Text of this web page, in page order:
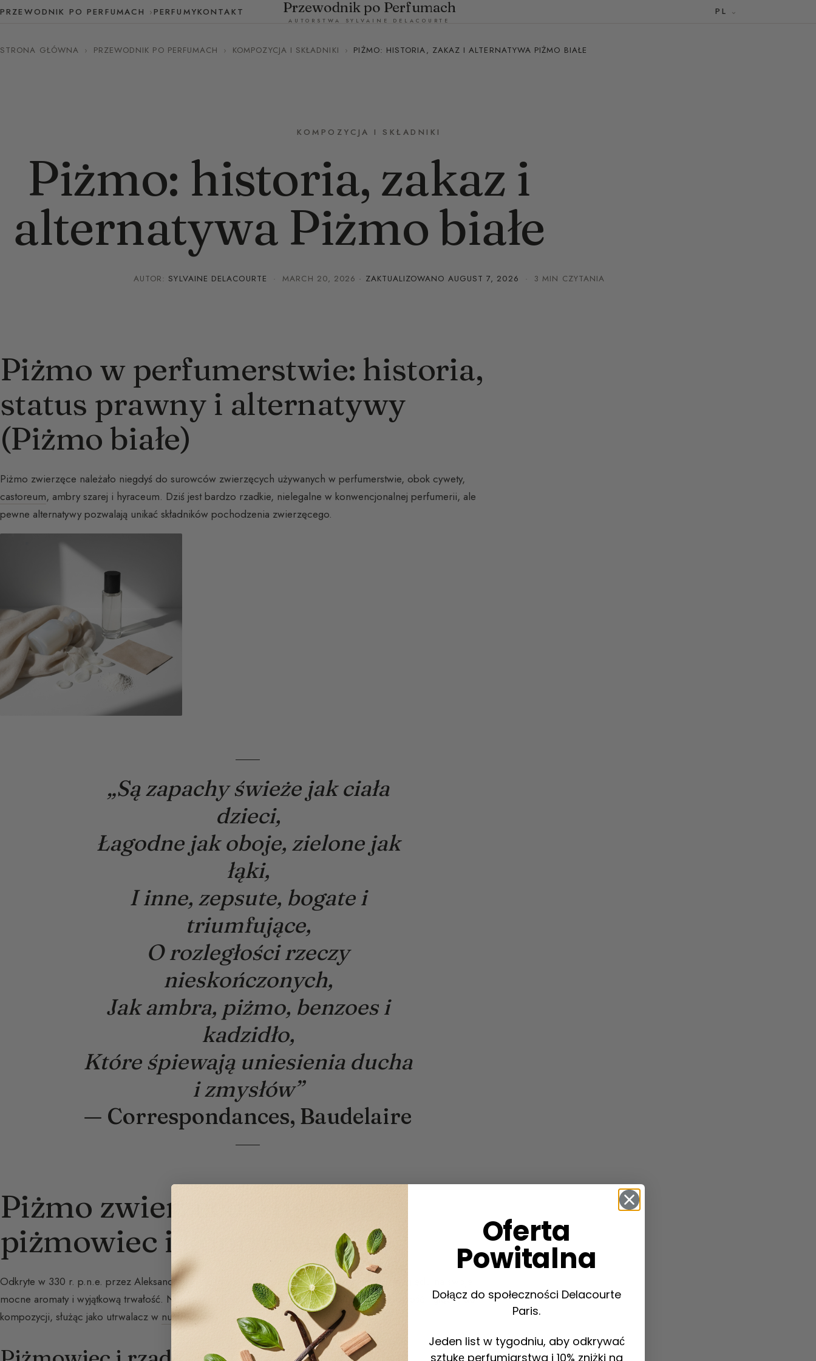
PRZEWODNIK PO PERFUMACH PERFUMYKONTAKT Przewodnik po Perfumach
AUTORSTWA SYLVAINE DELACOURTE
PL
STRONA GŁÓWNA › PRZEWODNIK PO PERFUMACH › KOMPOZYCJA I SKŁADNIKI › PIŻMO: HISTORIA, ZAKAZ I ALTERNATYWA PIŻMO BIAŁE
KOMPOZYCJA I SKŁADNIKI
Piżmo: historia, zakaz i
alternatywa Piżmo białe
AUTOR: SYLVAINE DELACOURTE ·MARCH 20, 2026 · ZAKTUALIZOWANO AUGUST 7, 2026 · 3 MIN CZYTANIA
Piżmo w perfumerstwie: historia,
status prawny i alternatywy
(Piżmo białe)
Piżmo zwierzęce należało niegdyś do surowców zwierzęcych używanych w perfumerstwie, obok cywety,
castoreum, ambry szarej i hyraceum. Dziś jest bardzo rzadkie, nielegalne w konwencjonalnej perfumerii, ale
pewne alternatywy pozwalają unikać składników pochodzenia zwierzęcego.
„Są zapachy świeże jak ciała
dzieci,
Łagodne jak oboje, zielone jak
łąki,
I inne, zepsute, bogate i
triumfujące,
O rozległości rzeczy
nieskończonych,
Jak ambra, piżmo, benzoes i
kadzidło,
Które śpiewają uniesienia ducha
i zmysłów”
— Correspondances, Baudelaire
Piżmo zwierzęce: Historia,
piżmowiec i kontrowersje
Odkryte w 330 r. p.n.e. przez Aleksandra Wielkiego, piżmo stało się bardzo używane ze względu na swoje
mocne aromaty i wyjątkową trwałość. Nawet w małych dawkach wnosiło łagodność, zmysłowość i głębię do
kompozycji, służąc jako utrwalacz w nutach bazy
Oferta
Powitalna
Dołącz do społeczności Delacourte
Paris.
Jeden list w tygodniu, aby odkrywać
sztukę perfumiarstwa i 10% zniżki na